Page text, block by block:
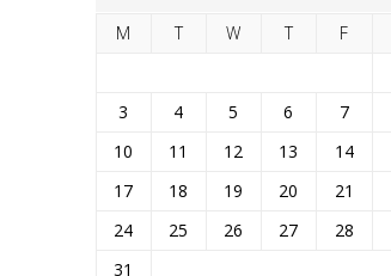
M T W T F
3
4 5 6 7
10
11 12 13 14
17
18 19 20 21
24
25 26 27 28
31